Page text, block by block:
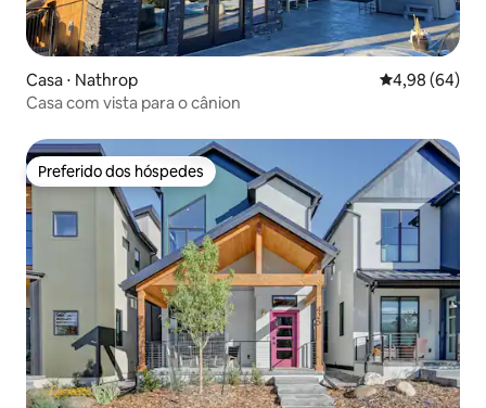
Casa ⋅ Nathrop 4,98 de uma
4,98 (64)
Casa com vista para o cânion
Preferido dos hóspedes
Preferido dos hóspedes